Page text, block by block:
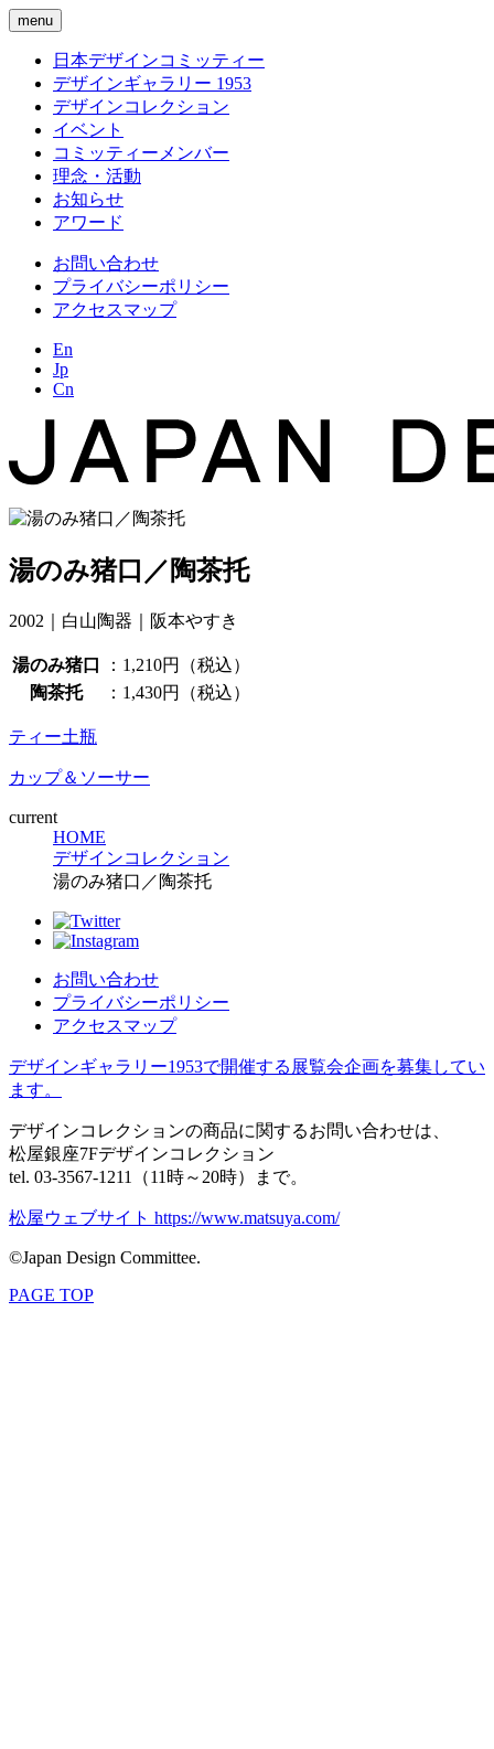
menu
日本デザインコミッティー
デザインギャラリー 1953
デザインコレクション
イベント
コミッティーメンバー
理念・活動
お知らせ
アワード
お問い合わせ
プライバシーポリシー
アクセスマップ
En
Jp
Cn
湯のみ猪口／陶茶托
2002｜白山陶器｜阪本やすき
湯のみ猪口
：1,210円（税込）
陶茶托
：1,430円（税込）
ティー土瓶
カップ＆ソーサー
current
HOME
デザインコレクション
湯のみ猪口／陶茶托
お問い合わせ
プライバシーポリシー
アクセスマップ
デザインギャラリー1953で開催する展覧会企画を募集してい
ます。
デザインコレクションの商品に関するお問い合わせは、
松屋銀座7Fデザインコレクション
tel. 03-3567-1211（11時～20時）まで。
松屋ウェブサイト https://www.matsuya.com/
©Japan Design Committee.
PAGE TOP